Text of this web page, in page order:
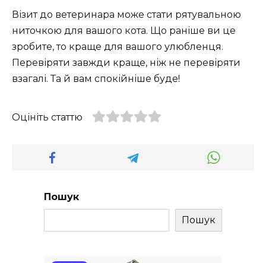
Візит до ветеринара може стати рятувальною
ниточкою для вашого кота. Що раніше ви це
зробите, то краще для вашого улюбленця.
Перевіряти завжди краще, ніж не перевіряти
взагалі. Та й вам спокійніше буде!
Оцініть статтю
Пошук
Пошук